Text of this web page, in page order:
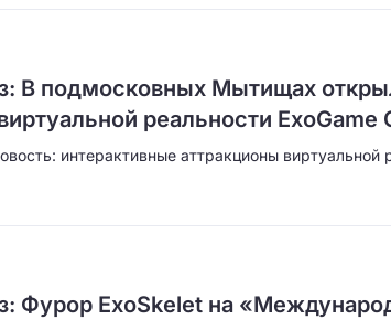
В подмосковных Мытищах
реальности ExoGame
интерактивные аттракционы виртуальной
Фурор ExoSkelet на